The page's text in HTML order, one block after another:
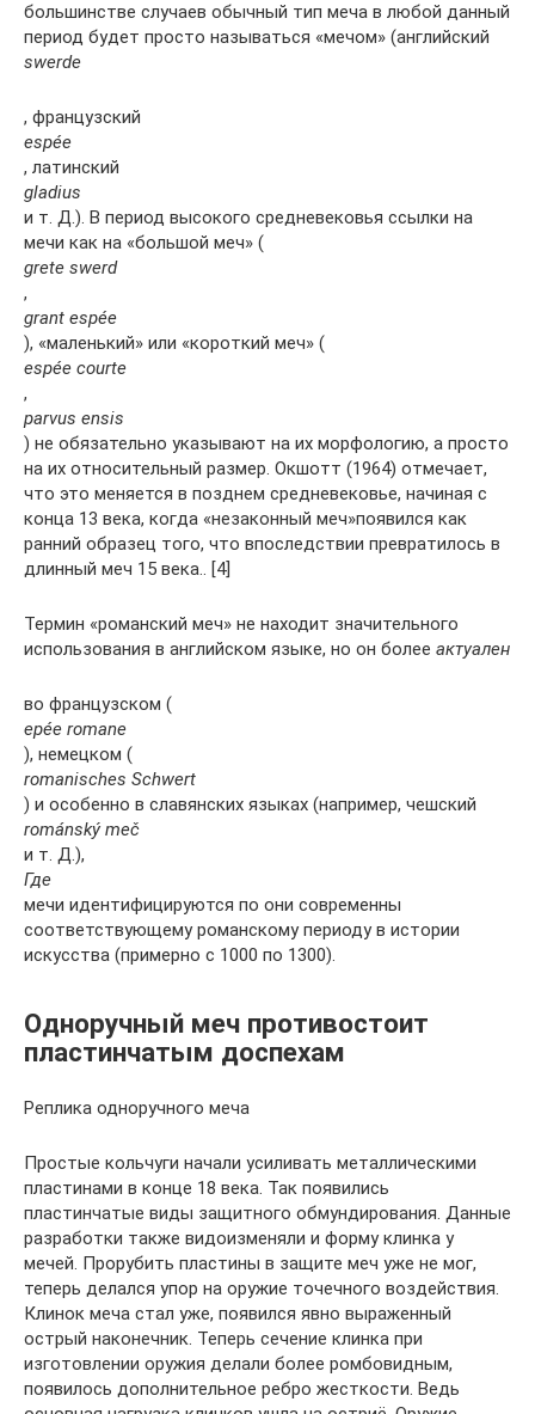
большинстве случаев обычный тип меча в любой данный
период будет просто называться «мечом» (английский
swerde
, французский
espée
, латинский
gladius
и т. Д.). В период высокого средневековья ссылки на
мечи как на «большой меч» (
grete swerd
,
grant espée
), «маленький» или «короткий меч» (
espée courte
,
parvus ensis
) не обязательно указывают на их морфологию, а просто
на их относительный размер. Окшотт (1964) отмечает,
что это меняется в позднем средневековье, начиная с
конца 13 века, когда «незаконный меч»появился как
ранний образец того, что впоследствии превратилось в
длинный меч 15 века.. [4]
Термин «романский меч» не находит значительного
использования в английском языке, но он более актуален
во французском (
epée romane
), немецком (
romanisches Schwert
) и особенно в славянских языках (например, чешский
románský meč
и т. Д.),
Где
мечи идентифицируются по они современны
соответствующему романскому периоду в истории
искусства (примерно с 1000 по 1300).
Одноручный меч противостоит
пластинчатым доспехам
Реплика одноручного меча
Простые кольчуги начали усиливать металлическими
пластинами в конце 18 века. Так появились
пластинчатые виды защитного обмундирования. Данные
разработки также видоизменяли и форму клинка у
мечей. Прорубить пластины в защите меч уже не мог,
теперь делался упор на оружие точечного воздействия.
Клинок меча стал уже, появился явно выраженный
острый наконечник. Теперь сечение клинка при
изготовлении оружия делали более ромбовидным,
появилось дополнительное ребро жесткости. Ведь